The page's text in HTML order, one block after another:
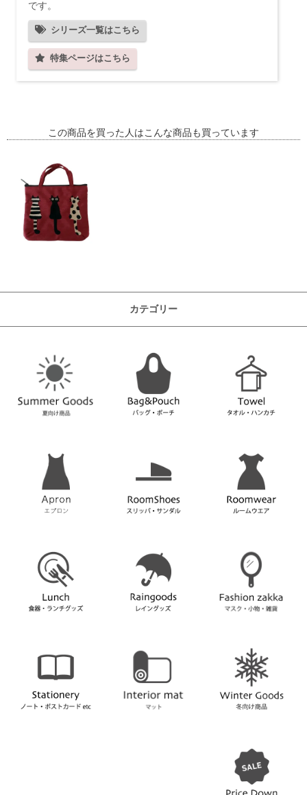
です。
シリーズ一覧はこちら
特集ページはこちら
この商品を買った人はこんな商品も買っています
カテゴリー